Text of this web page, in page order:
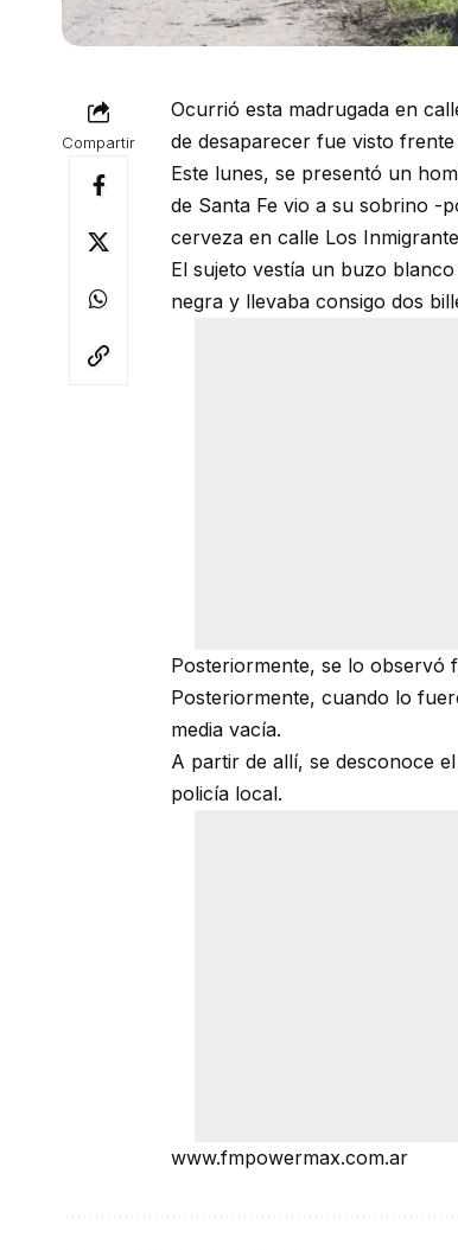
Compartir
Ocurrió esta madrugada en
de desaparecer fue visto
Este lunes, se presentó un
de Santa Fe vio a su sobrino -
cerveza en calle Los
El sujeto vestía un buzo
negra y llevaba consigo dos
Posteriormente, se lo observó
Posteriormente, cuando lo
media vacía.
A partir de allí, se desconoce
policía local.
www.fmpowermax.com.ar